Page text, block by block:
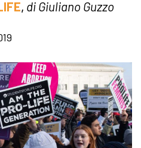
, di Giuliano Guzzo